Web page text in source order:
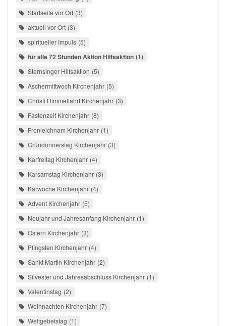
Startseite vor Ort 3
aktuell vor Ort 3
spiritueller Impuls 5
für alle 72 Stunden Aktion Hilfsaktion 1
Sternsinger Hilfsaktion 5
Aschermittwoch Kirchenjahr 5
Christi Himmelfahrt Kirchenjahr 3
Fastenzeit Kirchenjahr 8
Fronleichnam Kirchenjahr 1
Gründonnerstag Kirchenjahr 3
Karfreitag Kirchenjahr 4
Karsamstag Kirchenjahr 3
Karwoche Kirchenjahr 4
Advent Kirchenjahr 5
Neujahr und Jahresanfang Kirchenjahr 1
Ostern Kirchenjahr 3
Pfingsten Kirchenjahr 4
Sankt Martin Kirchenjahr 2
Silvester und Jahresabschluss Kirchenjahr 1
Valentinstag 2
Weihnachten Kirchenjahr 7
Weltgebetstag 1